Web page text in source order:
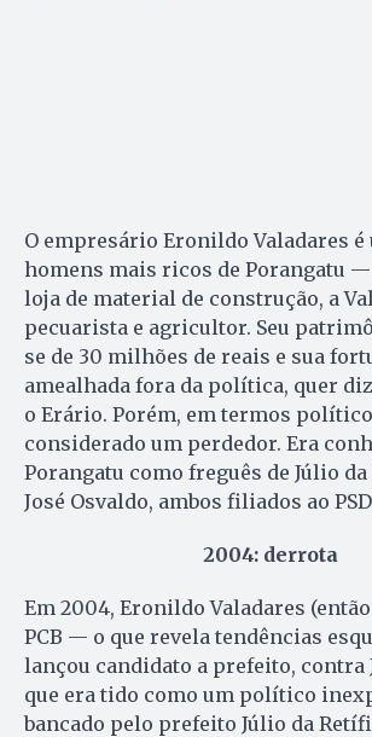
O empresário Eronildo Valadares é
homens mais ricos de Porangatu —
loja de material de construção, a
pecuarista e agricultor. Seu
se de 30 milhões de reais e sua
amealhada fora da política, quer
o Erário. Porém, em termos
considerado um perdedor. Era
Porangatu como freguês de Júlio da
José Osvaldo, ambos filiados ao
2004: derrota
Em 2004, Eronildo Valadares (então
PCB — o que revela tendências
lançou candidato a prefeito, contra
que era tido como um político
bancado pelo prefeito Júlio da